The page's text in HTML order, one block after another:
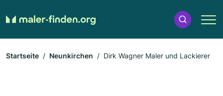
Startseite Neunkirchen Dirk Wagner Maler und Lackierer